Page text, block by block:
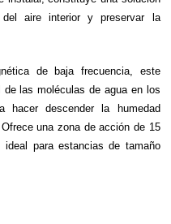
del aire interior y preservar la
de baja frecuencia, este
las moléculas de agua en los
hacer descender la humedad
una zona de acción de 15
para estancias de tamaño